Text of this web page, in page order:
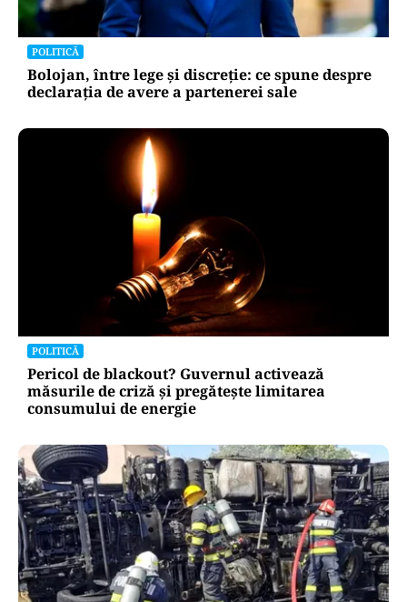
POLITICĂ
Bolojan, între lege și discreție: ce spune despre
declarația de avere a partenerei sale
POLITICĂ
Pericol de blackout? Guvernul activează
măsurile de criză și pregătește limitarea
consumului de energie